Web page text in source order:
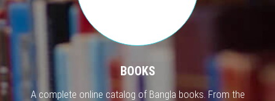
BOOKS
A complete online catalog of Bangla books. From the